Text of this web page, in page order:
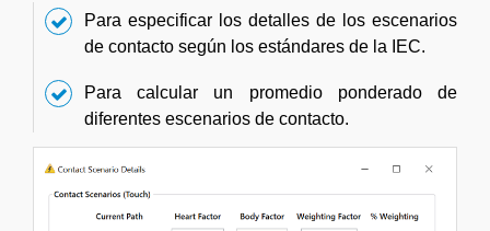
Para especificar los detalles de los escenarios
de contacto según los estándares de la IEC.
Para calcular un promedio ponderado de
diferentes escenarios de contacto.